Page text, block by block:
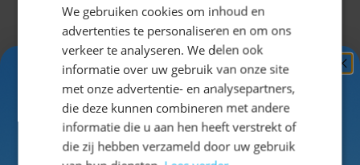
verschillende manieren te combineren/ aan elkaar teknopen
zijn is er van alles mogelijk! Stoelen versieren, tafels versieren,
hetplafond opvullen, de schutting bekleden of zelfs een
mooie Oktoberfest boogmaken! De ballonnen passen perfect
bij het overige assortiment.Klik hierom het overige
assortiment te bekijken!
We gebruiken cookies om inhoud en
advertenties te personaliseren en om ons
verkeer te analyseren. We delen ook
informatie over uw gebruik van onze site
met onze advertentie- en analysepartners,
die deze kunnen combineren met andere
informatie die u aan hen heeft verstrekt of
die zij hebben verzameld door uw gebruik
Ontvang5%
KORTING!
Schrijf je nuin voor de nieuwsbrief en ontvang toegang
tot exclusieve kortingen!